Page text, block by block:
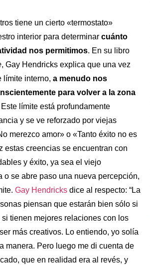
tiene un cierto «termostato»
interior para determinar cuánto
nos permitimos. En su libro
, Gay Hendricks explica que una vez
límite interno, a menudo nos
para volver a la zona
límite está profundamente
y se ve reforzado por viejas
merezco amor» o «Tanto éxito no es
estas creencias se encuentran con
y éxito, ya sea el viejo
o se abre paso una nueva percepción,
Gay Hendricksdice al respecto: “La
piensan que estarán bien sólo si
tienen mejores relaciones con los
más creativos. Lo entiendo, yo solía
manera. Pero luego me di cuenta de
que en realidad era al revés, y